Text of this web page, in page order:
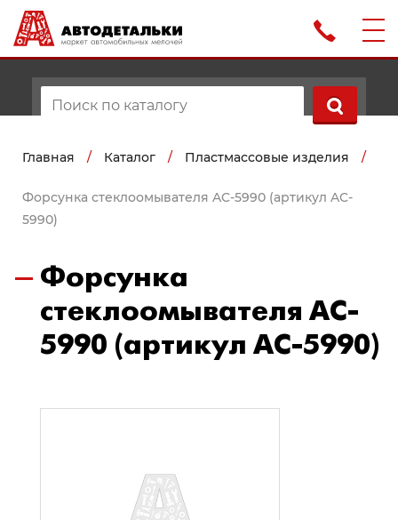
Главная / Каталог / Пластмассовые изделия /
Форсунка стеклоомывателя AC-5990 (артикул AC-
5990)
Форсунка
стеклоомывателя AC-
5990 (артикул AC-5990)